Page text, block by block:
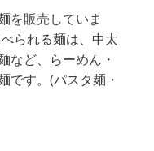
を販売していま
られる麺は、中太
など、らーめん・
です。(パスタ麺・